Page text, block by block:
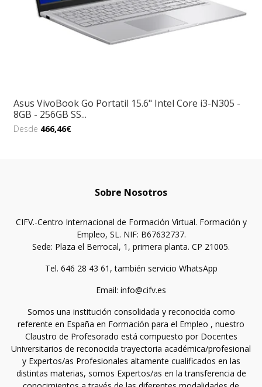
Asus VivoBook Go Portatil 15.6" Intel Core i3-N305 -
8GB - 256GB SS...
Desde 466,46€
Sobre Nosotros
CIFV.-Centro Internacional de Formación Virtual. Formación y
Empleo, SL. NIF: B67632737.
Sede: Plaza el Berrocal, 1, primera planta. CP 21005.
Tel. 646 28 43 61, también servicio WhatsApp
Email: info@cifv.es
Somos una institución consolidada y reconocida como
referente en España en Formación para el Empleo , nuestro
Claustro de Profesorado está compuesto por Docentes
Universitarios de reconocida trayectoria académica/profesional
y Expertos/as Profesionales altamente cualificados en las
distintas materias, somos Expertos/as en la transferencia de